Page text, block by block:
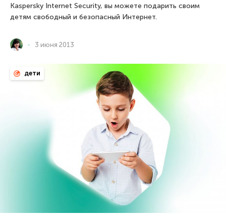
Kaspersky Internet Security, вы можете подарить своим
детям свободный и безопасный Интернет.
3 июня 2013
дети